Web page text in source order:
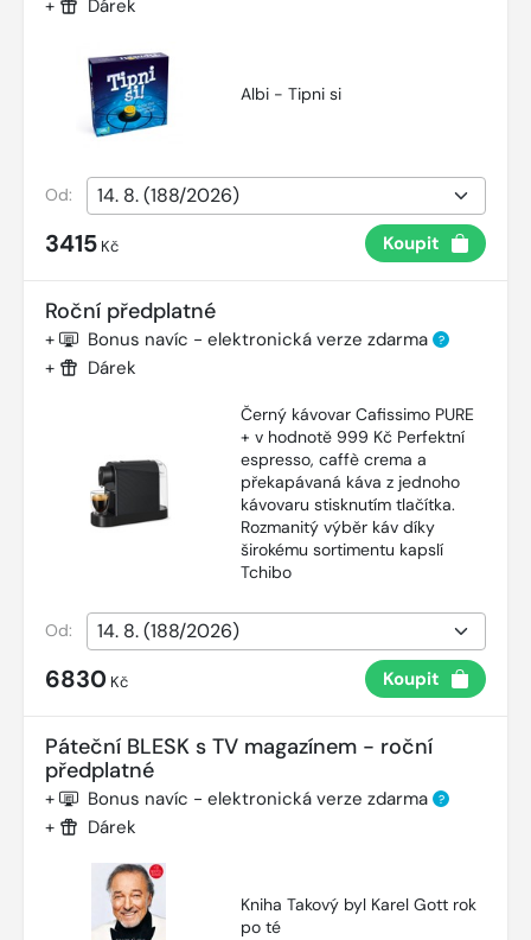
+ Dárek
Albi - Tipni si
Od:
3415 Kč Koupit
Roční předplatné
+ Bonus navíc - elektronická verze zdarma ?
+ Dárek
Černý kávovar Cafissimo PURE
+ v hodnotě 999 Kč Perfektní
espresso, caffè crema a
překapávaná káva z jednoho
kávovaru stisknutím tlačítka.
Rozmanitý výběr káv díky
širokému sortimentu kapslí
Tchibo
Od:
6830 Kč Koupit
Páteční BLESK s TV magazínem - roční
předplatné
+ Bonus navíc - elektronická verze zdarma ?
+ Dárek
Kniha Takový byl Karel Gott rok
po té